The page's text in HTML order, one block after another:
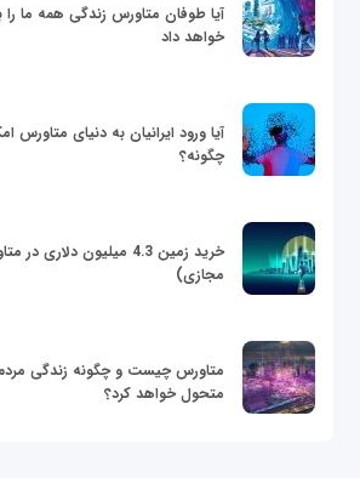
آیا طوفان متاورس زندگی همه ما را
خواهد داد
آیا ورود ایرانیان به دنیای متاورس
چگونه؟
خرید زمین 4.3 میلیون
مجازی)
متاورس چیست و چگونه زندگی
متحول خواهد کرد؟